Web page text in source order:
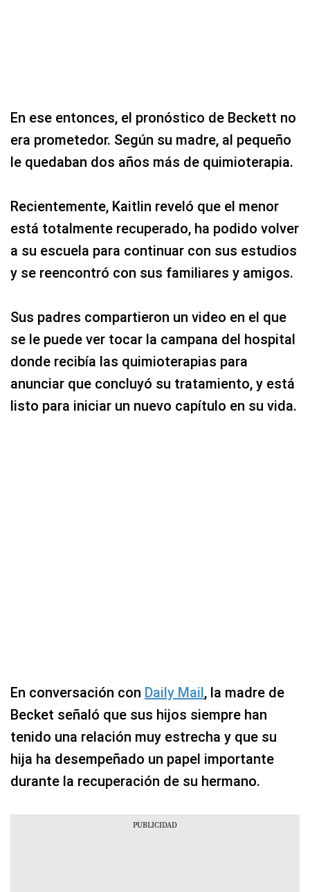
En ese entonces, el pronóstico de Beckett no
era prometedor. Según su madre, al pequeño
le quedaban dos años más de quimioterapia.
Recientemente, Kaitlin reveló que el menor
está totalmente recuperado, ha podido volver
a su escuela para continuar con sus estudios
y se reencontró con sus familiares y amigos.
Sus padres compartieron un video en el que
se le puede ver tocar la campana del hospital
donde recibía las quimioterapias para
anunciar que concluyó su tratamiento, y está
listo para iniciar un nuevo capítulo en su vida.
En conversación con Daily Mail, la madre de
Becket señaló que sus hijos siempre han
tenido una relación muy estrecha y que su
hija ha desempeñado un papel importante
durante la recuperación de su hermano.